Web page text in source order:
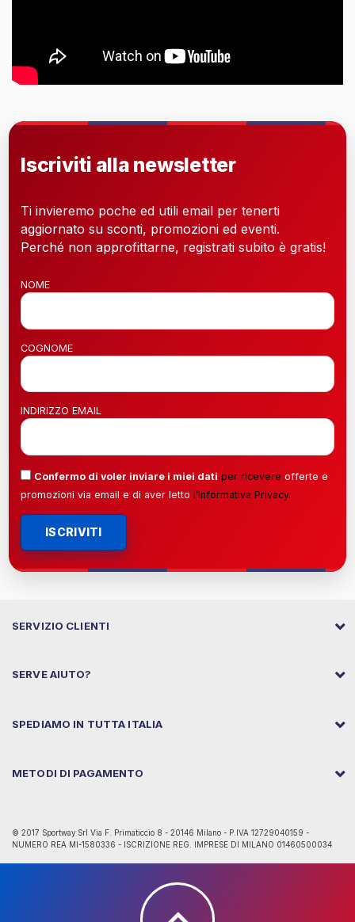
Iscriviti alla newsletter
Ti invieremo poche ed utili email per tenerti
aggiornato su sconti, promozioni ed eventi.
Perché non approfittarne, registrati subito è gratis!
NOME
COGNOME
INDIRIZZO EMAIL
Confermo di voler inviare i miei dati per ricevere offerte e
promozioni via email e di aver letto l’Informativa Privacy.
ISCRIVITI
SERVIZIO CLIENTI
SERVE AIUTO?
SPEDIAMO IN TUTTA ITALIA
METODI DI PAGAMENTO
© 2017 Sportway Srl Via F. Primaticcio 8 - 20146 Milano - P.IVA 12729040159 -
NUMERO REA MI-1580336 - ISCRIZIONE REG. IMPRESE DI MILANO 01460500034